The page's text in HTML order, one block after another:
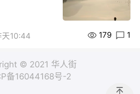
天10:44 179 1
© 2021 华人街
备16044168号-2